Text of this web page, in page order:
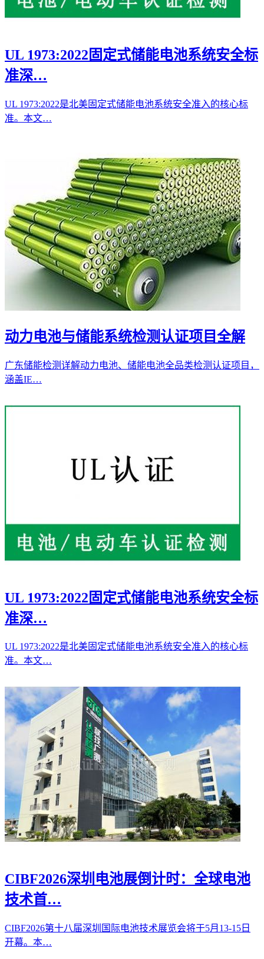
UL 1973:2022固定式储能电池系统安全标
准深…
UL 1973:2022是北美固定式储能电池系统安全准入的核心标
准。本文…
动力电池与储能系统检测认证项目全解
广东储能检测详解动力电池、储能电池全品类检测认证项目，
涵盖IE…
UL 1973:2022固定式储能电池系统安全标
准深…
UL 1973:2022是北美固定式储能电池系统安全准入的核心标
准。本文…
CIBF2026深圳电池展倒计时：全球电池
技术首…
CIBF2026第十八届深圳国际电池技术展览会将于5月13-15日
开幕。本…